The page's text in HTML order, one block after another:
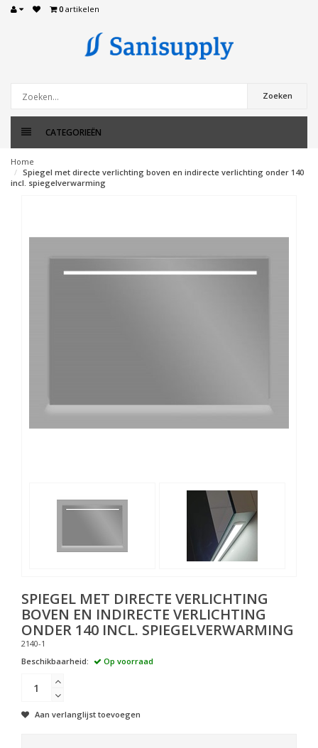
0 artikelen
Zoeken
CATEGORIEËN
Home
Spiegel met directe verlichting boven en indirecte verlichting onder 140
incl. spiegelverwarming
SPIEGEL MET DIRECTE VERLICHTING
BOVEN EN INDIRECTE VERLICHTING
ONDER 140 INCL. SPIEGELVERWARMING
2140-1
Beschikbaarheid:
Op voorraad
Aan verlanglijst toevoegen